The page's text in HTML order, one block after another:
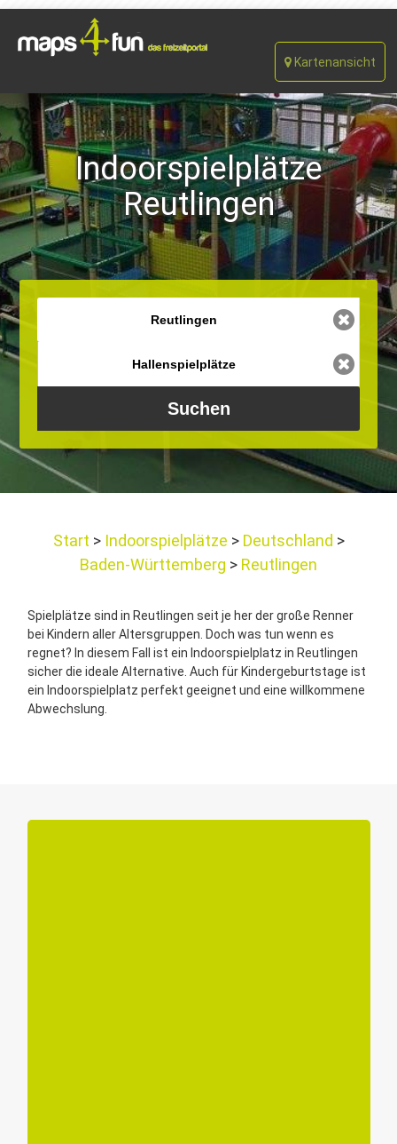
Kartenansicht
Indoorspielplätze
Reutlingen
Start Indoorspielplätze
Deutschland
Baden-Württemberg
Reutlingen
Spielplätze sind in Reutlingen seit je her der große Renner
bei Kindern aller Altersgruppen. Doch was tun wenn es
regnet? In diesem Fall ist ein Indoorspielplatz in Reutlingen
sicher die ideale Alternative. Auch für Kindergeburtstage ist
ein Indoorspielplatz perfekt geeignet und eine willkommene
Abwechslung.